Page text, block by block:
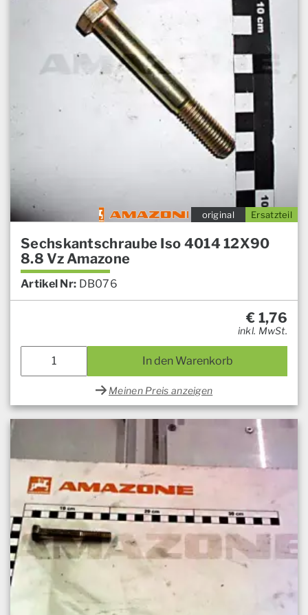
Ersatzteil
original
Sechskantschraube Iso 4014 12X90
8.8 Vz Amazone
Artikel Nr: DB076
€ 1,76
inkl. MwSt.
In den Warenkorb
Meinen Preis anzeigen